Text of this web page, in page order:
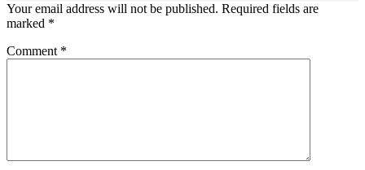
Your email address will not be published. Required fields are
marked *
Comment *